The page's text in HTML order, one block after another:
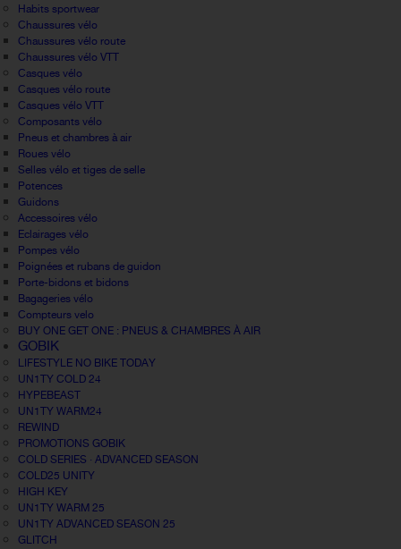
Habits sportwear
Chaussures vélo
Chaussures vélo route
Chaussures vélo VTT
Casques vélo
Casques vélo route
Casques vélo VTT
Composants vélo
Pneus et chambres à air
Roues vélo
Selles vélo et tiges de selle
Potences
Guidons
Accessoires vélo
Eclairages vélo
Pompes vélo
Poignées et rubans de guidon
Porte-bidons et bidons
Bagageries vélo
Compteurs velo
BUY ONE GET ONE : PNEUS & CHAMBRES À AIR
GOBIK
LIFESTYLE NO BIKE TODAY
UN1TY COLD 24
HYPEBEAST
UN1TY WARM24
REWIND
PROMOTIONS GOBIK
COLD SERIES · ADVANCED SEASON
COLD25 UNITY
HIGH KEY
UN1TY WARM 25
UN1TY ADVANCED SEASON 25
GLITCH